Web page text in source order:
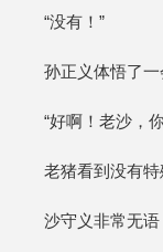
“没有！”
孙正义体悟了一
“好啊！老沙，
老猪看到没有
沙守义非常无